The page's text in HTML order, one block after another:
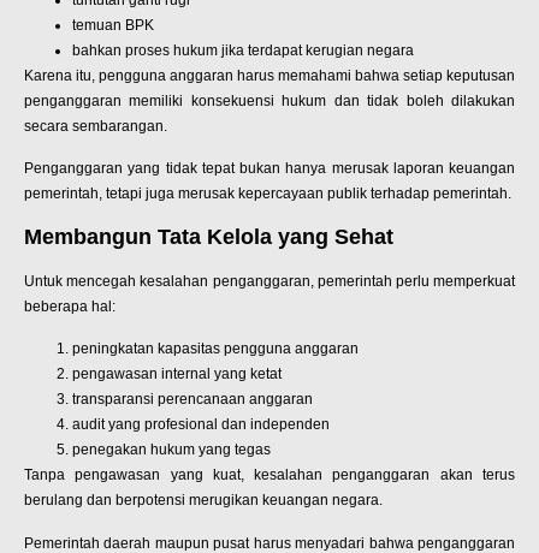
temuan BPK
bahkan proses hukum jika terdapat kerugian negara
Karena itu, pengguna anggaran harus memahami bahwa setiap keputusan
penganggaran memiliki konsekuensi hukum dan tidak boleh dilakukan
secara sembarangan.
Penganggaran yang tidak tepat bukan hanya merusak laporan keuangan
pemerintah, tetapi juga merusak kepercayaan publik terhadap pemerintah.
Membangun Tata Kelola yang Sehat
Untuk mencegah kesalahan penganggaran, pemerintah perlu memperkuat
beberapa hal:
peningkatan kapasitas pengguna anggaran
pengawasan internal yang ketat
transparansi perencanaan anggaran
audit yang profesional dan independen
penegakan hukum yang tegas
Tanpa pengawasan yang kuat, kesalahan penganggaran akan terus
berulang dan berpotensi merugikan keuangan negara.
Pemerintah daerah maupun pusat harus menyadari bahwa penganggaran